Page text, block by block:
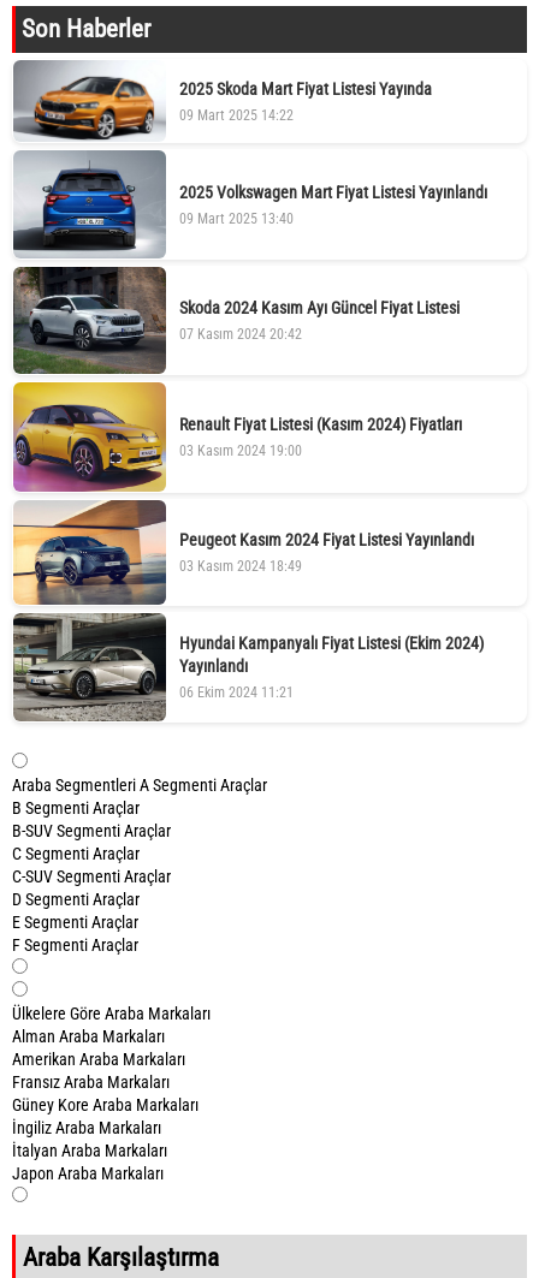
Son Haberler
2025 Skoda Mart Fiyat Listesi Yayında
09 Mart 2025 14:22
2025 Volkswagen Mart Fiyat Listesi Yayınlandı
09 Mart 2025 13:40
Skoda 2024 Kasım Ayı Güncel Fiyat Listesi
07 Kasım 2024 20:42
Renault Fiyat Listesi (Kasım 2024) Fiyatları
03 Kasım 2024 19:00
Peugeot Kasım 2024 Fiyat Listesi Yayınlandı
03 Kasım 2024 18:49
Hyundai Kampanyalı Fiyat Listesi (Ekim 2024)
Yayınlandı
06 Ekim 2024 11:21
Araba SegmentleriA Segmenti Araçlar
B Segmenti Araçlar
B-SUV Segmenti Araçlar
C Segmenti Araçlar
C-SUV Segmenti Araçlar
D Segmenti Araçlar
E Segmenti Araçlar
F Segmenti Araçlar
Ülkelere Göre Araba Markaları
Alman Araba Markaları
Amerikan Araba Markaları
Fransız Araba Markaları
Güney Kore Araba Markaları
İngiliz Araba Markaları
İtalyan Araba Markaları
Japon Araba Markaları
Araba Karşılaştırma